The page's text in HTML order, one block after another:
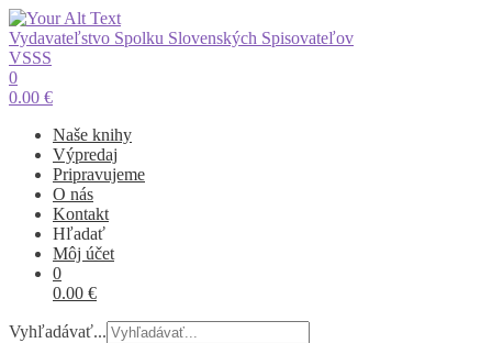
Vydavateľstvo Spolku Slovenských Spisovateľov
VSSS
0
0.00 €
Naše knihy
Výpredaj
Pripravujeme
O nás
Kontakt
Hľadať
Môj účet
0
0.00 €
Vyhľadávať...